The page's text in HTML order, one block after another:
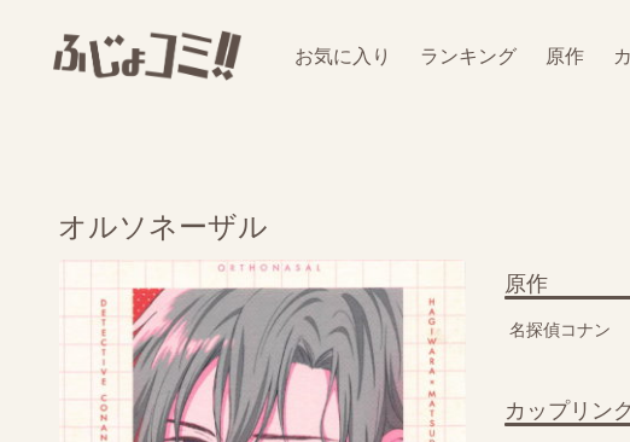
お気に入り ランキング 原作
オルソネーザル
原作
名探偵コナン
カップリン